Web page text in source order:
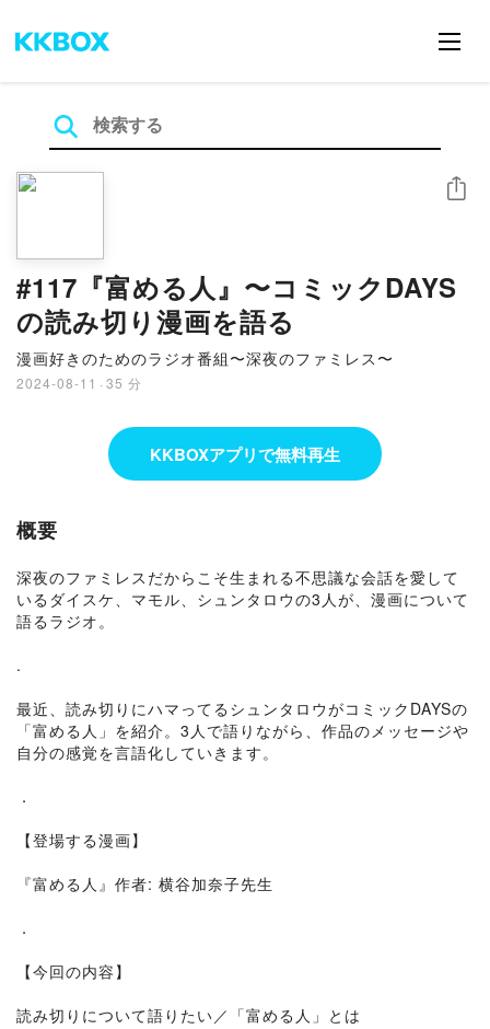
#117『富める人』〜コミックDAYS
の読み切り漫画を語る
漫画好きのためのラジオ番組〜深夜のファミレス〜
2024-08-11 · 35 分
シェア
KKBOXアプリで無料再生
概要
深夜のファミレスだからこそ生まれる不思議な会話を愛して
いるダイスケ、マモル、シュンタロウの3人が、漫画について
語るラジオ。
.
最近、読み切りにハマってるシュンタロウがコミックDAYSの
「富める人」を紹介。3人で語りながら、作品のメッセージや
自分の感覚を言語化していきます。
．
【登場する漫画】
『富める人』作者: 横谷加奈子先生
．
【今回の内容】
読み切りについて語りたい／「富める人」とは